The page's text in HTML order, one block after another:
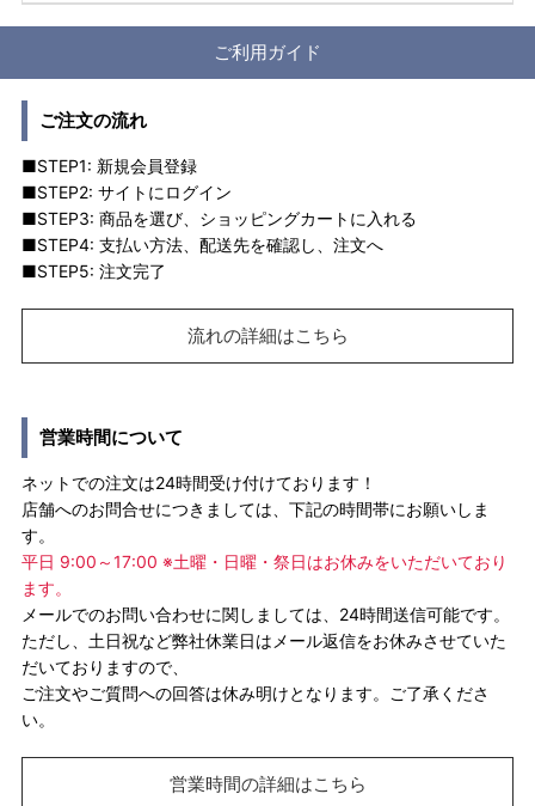
ご利用ガイド
ご注文の流れ
■STEP1: 新規会員登録
■STEP2: サイトにログイン
■STEP3: 商品を選び、ショッピングカートに入れる
■STEP4: 支払い方法、配送先を確認し、注文へ
■STEP5: 注文完了
流れの詳細はこちら
営業時間について
ネットでの注文は24時間受け付けております！
店舗へのお問合せにつきましては、下記の時間帯にお願いしま
す。
平日 9:00～17:00 ※土曜・日曜・祭日はお休みをいただいており
ます。
メールでのお問い合わせに関しましては、24時間送信可能です。
ただし、土日祝など弊社休業日はメール返信をお休みさせていた
だいておりますので、
ご注文やご質問への回答は休み明けとなります。ご了承くださ
い。
営業時間の詳細はこちら